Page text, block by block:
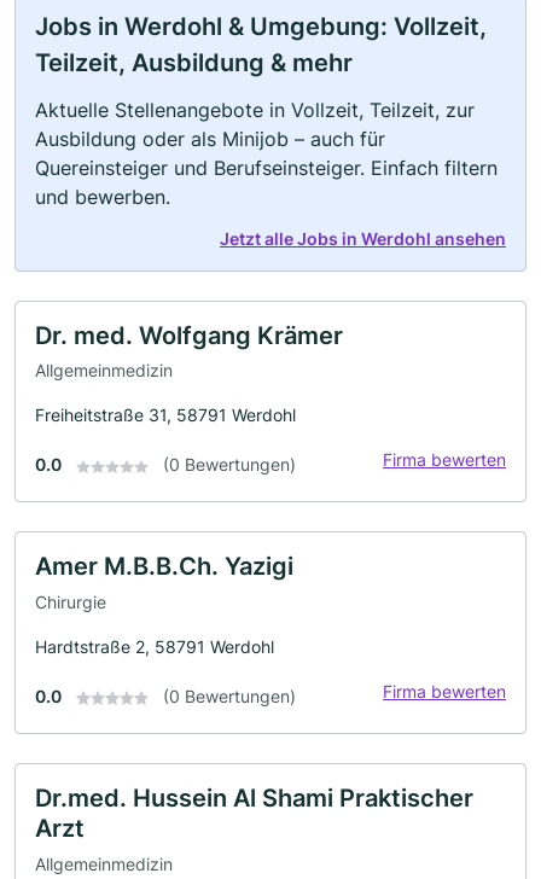
Jobs in Werdohl & Umgebung: Vollzeit,
Teilzeit, Ausbildung & mehr
Aktuelle Stellenangebote in Vollzeit, Teilzeit, zur
Ausbildung oder als Minijob – auch für
Quereinsteiger und Berufseinsteiger. Einfach filtern
und bewerben.
Jetzt alle Jobs in Werdohl ansehen
Dr. med. Wolfgang Krämer
Allgemeinmedizin
Freiheitstraße 31, 58791 Werdohl
0.0 (0 Bewertungen) Firma bewerten
Amer M.B.B.Ch. Yazigi
Chirurgie
Hardtstraße 2, 58791 Werdohl
0.0 (0 Bewertungen) Firma bewerten
Dr.med. Hussein Al Shami Praktischer
Arzt
Allgemeinmedizin